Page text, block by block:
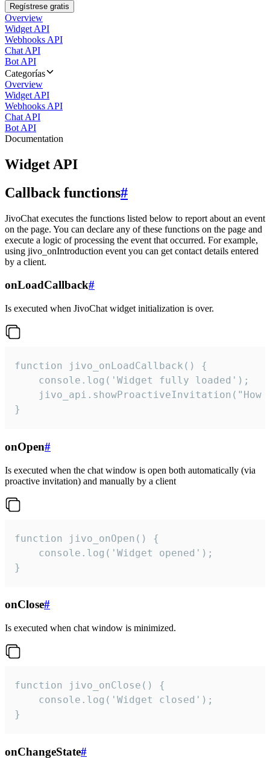
Regístrese gratis
Overview
Widget API
Webhooks API
Chat API
Bot API
Categorías
Overview
Widget API
Webhooks API
Chat API
Bot API
Documentation
Widget API
Callback functions#
JivoChat executes the functions listed below to report about an event
on the page. You can declare any of these functions on the page and
execute a logic of processing the event that occurred. For example,
using jivo_onIntroduction event you can get contact details entered
by a client.
onLoadCallback#
Is executed when JivoChat widget initialization is over.
function jivo_onLoadCallback() {
    console.log('Widget fully loaded');
jivo_api.showProactiveInvitation("How
}
onOpen#
Is executed when the chat window is open both automatically (via
proactive invitation) and manually by a client
function jivo_onOpen() {
    console.log('Widget opened');
}
onClose#
Is executed when chat window is minimized.
function jivo_onClose() {
    console.log('Widget closed');
}
onChangeState#